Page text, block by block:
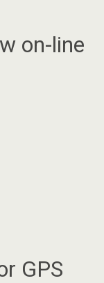
on-line
GPS